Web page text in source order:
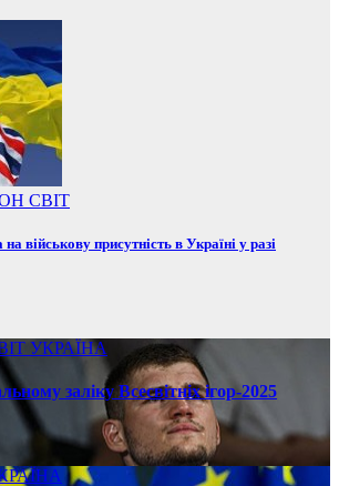
СВІТ
військову присутність в Україні у разі
УКРАЇНА
заліку Всесвітніх ігор-2025